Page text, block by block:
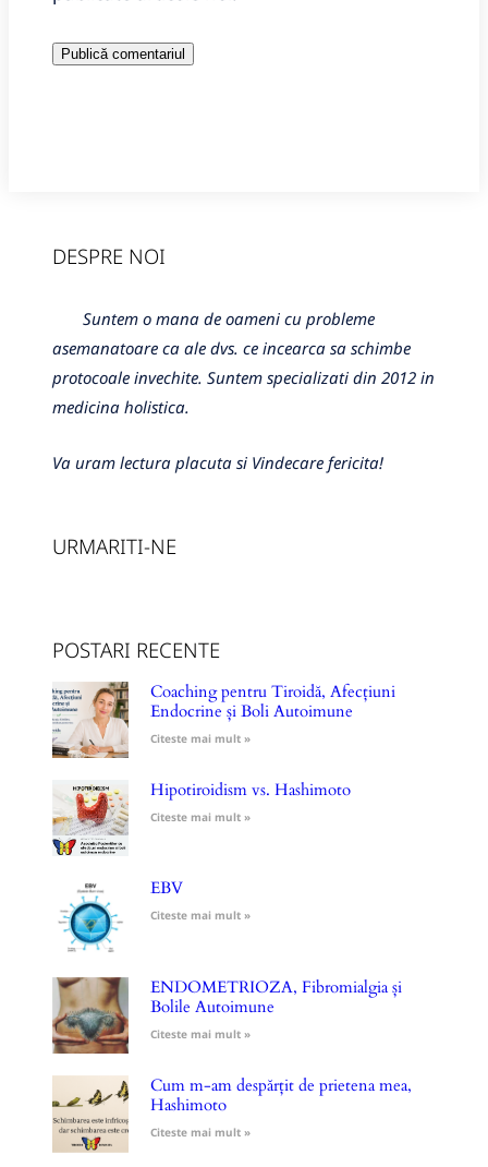
DESPRE NOI
Suntem o mana de oameni cu probleme
asemanatoare ca ale dvs. ce incearca sa schimbe
protocoale invechite. Suntem specializati din 2012 in
medicina holistica.
Va uram lectura placuta si Vindecare fericita!
URMARITI-NE
POSTARI RECENTE
Coaching pentru Tiroidă, Afecțiuni
Endocrine și Boli Autoimune
Citeste mai mult »
Hipotiroidism vs. Hashimoto
Citeste mai mult »
EBV
Citeste mai mult »
ENDOMETRIOZA, Fibromialgia și
Bolile Autoimune
Citeste mai mult »
Cum m-am despărțit de prietena mea,
Hashimoto
Citeste mai mult »